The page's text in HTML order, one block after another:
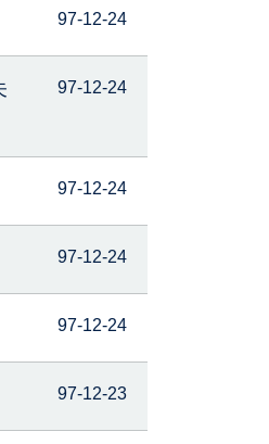
97-12-24
97-12-24
97-12-24
97-12-24
97-12-24
97-12-23